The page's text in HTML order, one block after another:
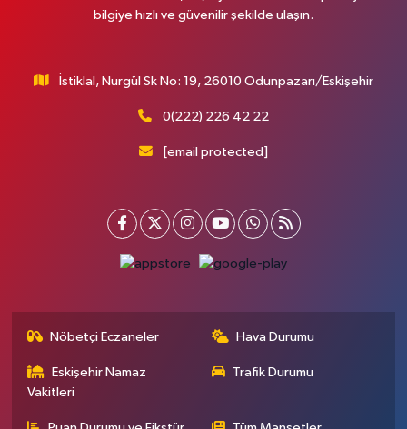
bilgiye hızlı ve güvenilir şekilde ulaşın.
İstiklal, Nurgül Sk No: 19, 26010 Odunpazarı/Eskişehir
0(222) 226 42 22
[email protected]
Nöbetçi Eczaneler Hava Durumu
Eskişehir Namaz
Vakitleri
Trafik Durumu